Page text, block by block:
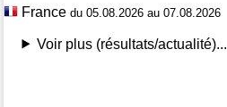
Francedu 05.08.2026 au 07.08.2026
Voir plus (résultats/actualité)...